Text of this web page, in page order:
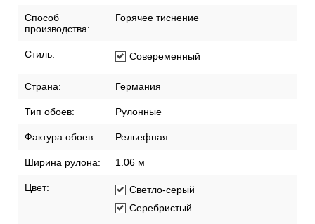
Способ
производства:
Горячее тиснение
Стиль: Совеременный
Страна: Германия
Тип обоев: Рулонные
Фактура обоев: Рельефная
Ширина рулона: 1.06 м
Цвет:
Светло-серый
Серебристый